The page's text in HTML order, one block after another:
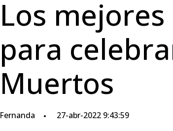
Los
para
Muertos
Fernanda 27-abr-2022 9:43:59